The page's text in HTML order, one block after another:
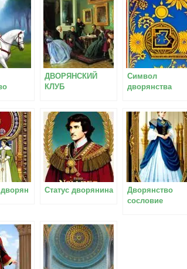
ДВОРЯНСКИЙ
КЛУБ
Символ
дворянства
Статус дворянина
Дворянство
сословие